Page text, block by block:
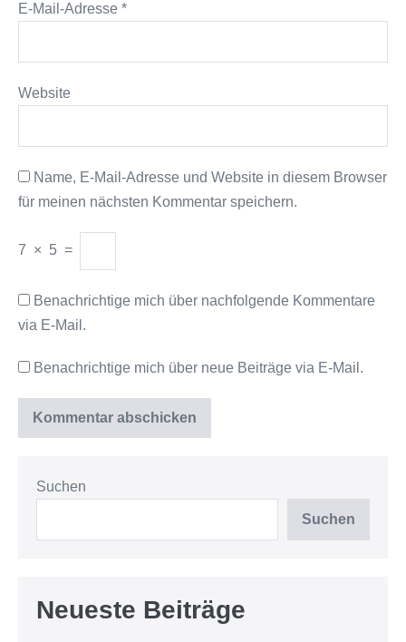
E-Mail-Adresse *
Website
Name, E-Mail-Adresse und Website in diesem Browser
für meinen nächsten Kommentar speichern.
7 × 5 =
Benachrichtige mich über nachfolgende Kommentare
via E-Mail.
Benachrichtige mich über neue Beiträge via E-Mail.
Suchen
Suchen
Neueste Beiträge